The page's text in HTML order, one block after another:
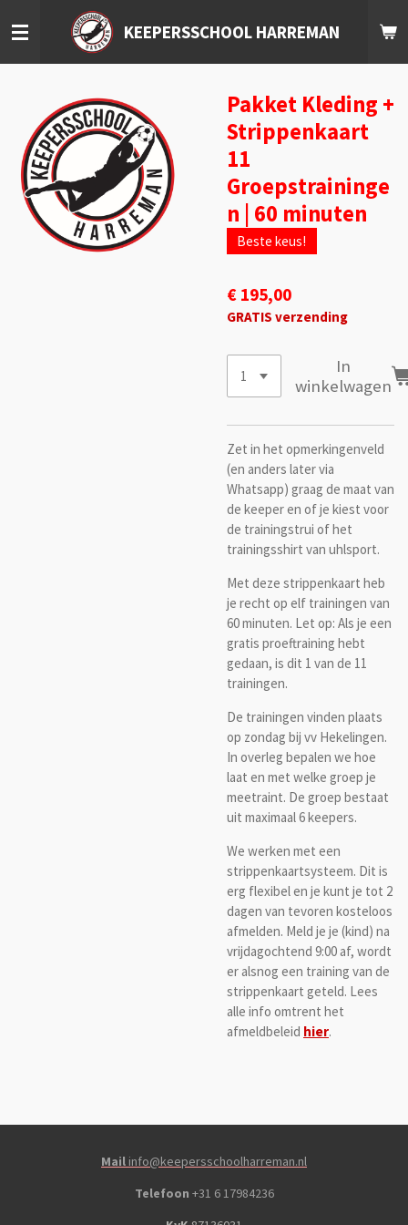
direct
hoofdinhoud
KEEPERSSCHOOL HARREMAN
Pakket Kleding +
Strippenkaart
11
Groepstraininge
n | 60 minuten
Beste keus!
€ 195,00
GRATIS verzending
In
winkelwagen
Zet in het opmerkingenveld
(en anders later via
Whatsapp) graag de maat van
de keeper en of je kiest voor
de trainingstrui of het
trainingsshirt van uhlsport.
Met deze strippenkaart heb
je recht op elf trainingen van
60 minuten. Let op: Als je een
gratis proeftraining hebt
gedaan, is dit 1 van de 11
trainingen.
De trainingen vinden plaats
op zondag bij vv Hekelingen.
In overleg bepalen we hoe
laat en met welke groep je
meetraint. De groep bestaat
uit maximaal 6 keepers.
We werken met een
strippenkaartsysteem. Dit is
erg flexibel en je kunt je tot 2
dagen van tevoren kosteloos
afmelden. Meld je je (kind) na
vrijdagochtend 9:00 af, wordt
er alsnog een training van de
strippenkaart geteld. Lees
alle info omtrent het
afmeldbeleid hier.
Mail info@keepersschoolharreman.nl
Telefoon +31 6 17984236